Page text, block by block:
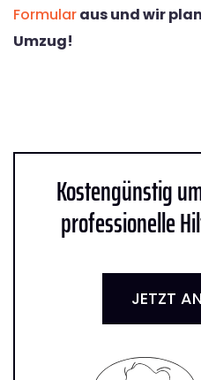
Formularaus und wir
Umzug!
Kostengünstig
professionelle
JETZT